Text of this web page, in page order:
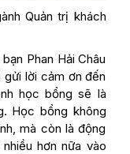
Quản trị khách
Phan Hải Châu
gửi lời cảm ơn đến
học bổng sẽ là
Học bổng không
mà còn là động
hơn nữa vào